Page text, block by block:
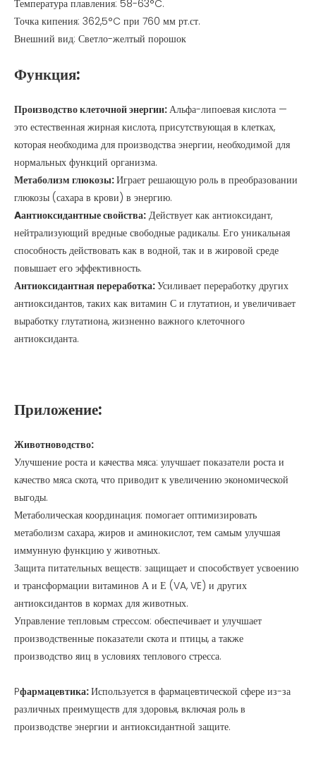
Температура плавления: 58-63°C.
Точка кипения: 362,5°C при 760 мм рт.ст.
Внешний вид: Светло-желтый порошок
Функция:
Производство клеточной энергии:Альфа-липоевая кислота —
это естественная жирная кислота, присутствующая в клетках,
которая необходима для производства энергии, необходимой для
нормальных функций организма.
Метаболизм глюкозы:Играет решающую роль в преобразовании
глюкозы (сахара в крови) в энергию.
Aантиоксидантные свойства: Действует как антиоксидант,
нейтрализующий вредные свободные радикалы. Его уникальная
способность действовать как в водной, так и в жировой среде
повышает его эффективность.
Антиоксидантная переработка:Усиливает переработку других
антиоксидантов, таких как витамин С и глутатион, и увеличивает
выработку глутатиона, жизненно важного клеточного
антиоксиданта.
Приложение:
Животноводство:
Улучшение роста и качества мяса: улучшает показатели роста и
качество мяса скота, что приводит к увеличению экономической
выгоды.
Метаболическая координация: помогает оптимизировать
метаболизм сахара, жиров и аминокислот, тем самым улучшая
иммунную функцию у животных.
Защита питательных веществ: защищает и способствует усвоению
и трансформации витаминов А и Е (VA, VE) и других
антиоксидантов в кормах для животных.
Управление тепловым стрессом: обеспечивает и улучшает
производственные показатели скота и птицы, а также
производство яиц в условиях теплового стресса.
Pфармацевтика:Используется в фармацевтической сфере из-за
различных преимуществ для здоровья, включая роль в
производстве энергии и антиоксидантной защите.